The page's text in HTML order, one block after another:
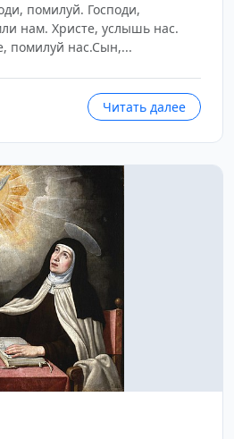
помилуй. Господи,
нам. Христе, услышь нас.
помилуй нас.Сын,...
Читать далее